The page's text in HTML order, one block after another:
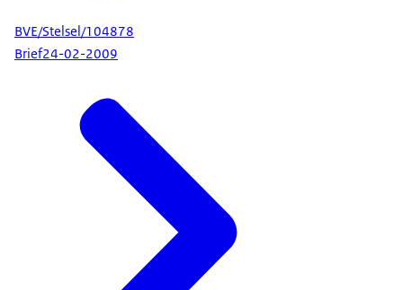
BVE/Stelsel/104878
Brief24-02-2009